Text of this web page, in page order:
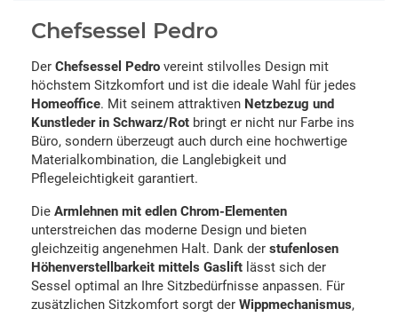
Chefsessel Pedro
Der Chefsessel Pedro vereint stilvolles Design mit
höchstem Sitzkomfort und ist die ideale Wahl für jedes
Homeoffice. Mit seinem attraktiven Netzbezug und
Kunstleder in Schwarz/Rot bringt er nicht nur Farbe ins
Büro, sondern überzeugt auch durch eine hochwertige
Materialkombination, die Langlebigkeit und
Pflegeleichtigkeit garantiert.
Die Armlehnen mit edlen Chrom-Elementen
unterstreichen das moderne Design und bieten
gleichzeitig angenehmen Halt. Dank der stufenlosen
Höhenverstellbarkeit mittels Gaslift lässt sich der
Sessel optimal an Ihre Sitzbedürfnisse anpassen. Für
zusätzlichen Sitzkomfort sorgt der Wippmechanismus,